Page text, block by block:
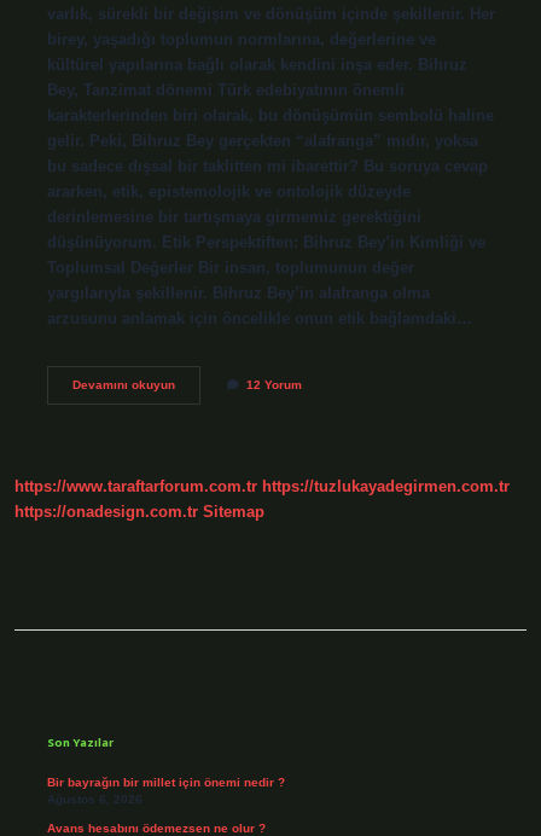
varlık, sürekli bir değişim ve dönüşüm içinde şekillenir. Her
birey, yaşadığı toplumun normlarına, değerlerine ve
kültürel yapılarına bağlı olarak kendini inşa eder. Bihruz
Bey, Tanzimat dönemi Türk edebiyatının önemli
karakterlerinden biri olarak, bu dönüşümün sembolü haline
gelir. Peki, Bihruz Bey gerçekten “alafranga” mıdır, yoksa
bu sadece dışsal bir taklitten mi ibarettir? Bu soruya cevap
ararken, etik, epistemolojik ve ontolojik düzeyde
derinlemesine bir tartışmaya girmemiz gerektiğini
düşünüyorum. Etik Perspektiften: Bihruz Bey’in Kimliği ve
Toplumsal Değerler Bir insan, toplumunun değer
yargılarıyla şekillenir. Bihruz Bey’in alafranga olma
arzusunu anlamak için öncelikle onun etik bağlamdaki…
Devamını okuyunBihruz
12 Yorum
https://www.taraftarforum.com.tr https://tuzlukayadegirmen.com.tr
https://onadesign.com.tr Sitemap
Son Yazılar
Bir bayrağın bir millet için önemi nedir ?
Ağustos 6, 2026
Avans hesabını ödemezsen ne olur ?